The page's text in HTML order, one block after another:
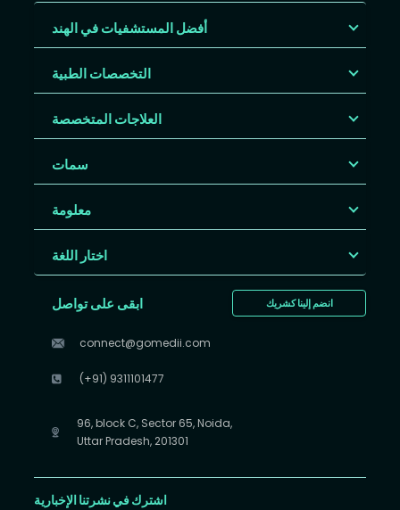
أفضل المستشفيات في الهند
التخصصات الطبية
العلاجات المتخصصة
سمات
معلومة
اختار اللغة
انضم إلينا كشريك ابقى على تواصل
connect@gomedii.com
(+91) 9311101477
96, block C, Sector 65, Noida,
Uttar Pradesh, 201301
اشترك في نشرتنا الإخبارية